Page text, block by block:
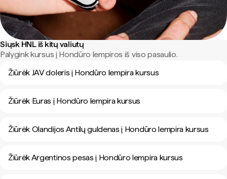
Siųsk HNL iš kitų valiutų
Palygink kursus į Hondūro lempiros iš viso pasaulio.
Žiūrėk JAV doleris į Hondūro lempira kursus
Žiūrėk Euras į Hondūro lempira kursus
Žiūrėk Olandijos Antilų guldenas į Hondūro lempira kursus
Žiūrėk Argentinos pesas į Hondūro lempira kursus